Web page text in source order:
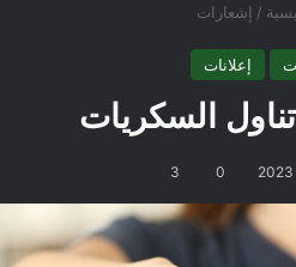
/ إشعارات
إعلانات
السكريات
0
3